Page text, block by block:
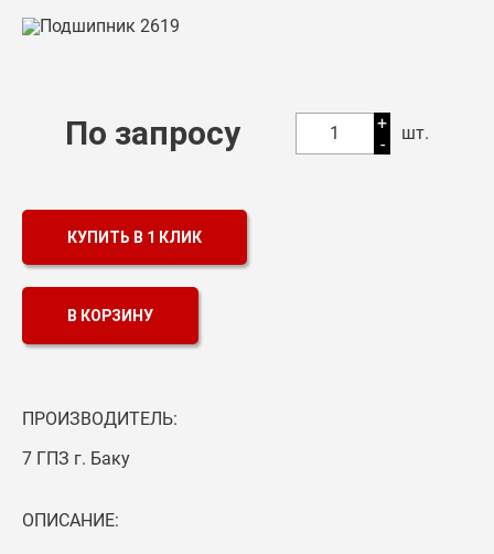
Подшипники в Самаре
Смазка
Контакты
По запросу 1
+
-
шт.
КУПИТЬ В 1 КЛИК
В КОРЗИНУ
ПРОИЗВОДИТЕЛЬ:
7 ГПЗ г. Баку
ОПИСАНИЕ: